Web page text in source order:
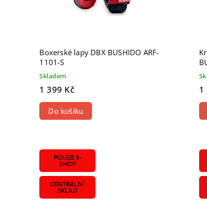
Boxerské lapy DBX BUSHIDO ARF-
1101-S
Skladem
1 399 Kč
Do košíku
1
POUZE E-
SHOP
CENTRÁLNÍ
SKLAD